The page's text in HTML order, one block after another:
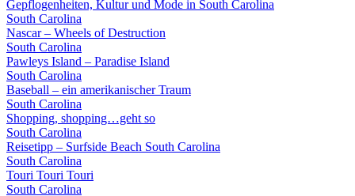
Gepflogenheiten, Kultur und Mode in South Carolina
South Carolina
Nascar – Wheels of Destruction
South Carolina
Pawleys Island – Paradise Island
South Carolina
Baseball – ein amerikanischer Traum
South Carolina
Shopping, shopping…geht so
South Carolina
Reisetipp – Surfside Beach South Carolina
South Carolina
Touri Touri Touri
South Carolina